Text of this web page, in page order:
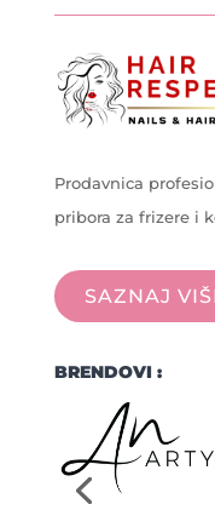
Prodavnica
pribora za frizere i
SAZNAJ
BRENDOVI :